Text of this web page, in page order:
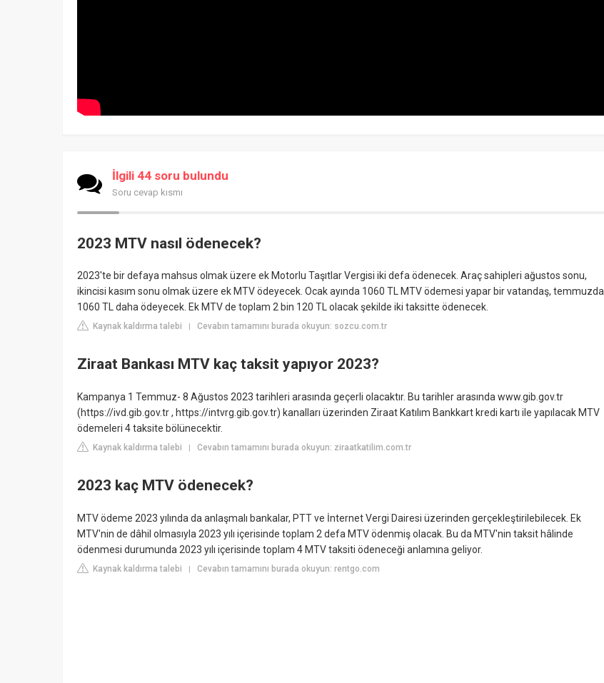
İlgili 44 soru bulundu
Soru cevap kısmı
2023 MTV nasıl ödenecek?
2023'te bir defaya mahsus olmak üzere ek Motorlu Taşıtlar Vergisi iki defa ödenecek. Araç sahipleri ağustos sonu,
ikincisi kasım sonu olmak üzere ek MTV ödeyecek. Ocak ayında 1060 TL MTV ödemesi yapar bir vatandaş, temmuzda
1060 TL daha ödeyecek. Ek MTV de toplam 2 bin 120 TL olacak şekilde iki taksitte ödenecek.
Kaynak kaldırma talebi | Cevabın tamamını burada okuyun: sozcu.com.tr
Ziraat Bankası MTV kaç taksit yapıyor 2023?
Kampanya 1 Temmuz- 8 Ağustos 2023 tarihleri arasında geçerli olacaktır. Bu tarihler arasında www.gib.gov.tr
(https://ivd.gib.gov.tr , https://intvrg.gib.gov.tr) kanalları üzerinden Ziraat Katılım Bankkart kredi kartı ile yapılacak MTV
ödemeleri 4 taksite bölünecektir.
Kaynak kaldırma talebi | Cevabın tamamını burada okuyun: ziraatkatilim.com.tr
2023 kaç MTV ödenecek?
MTV ödeme 2023 yılında da anlaşmalı bankalar, PTT ve İnternet Vergi Dairesi üzerinden gerçekleştirilebilecek. Ek
MTV'nin de dâhil olmasıyla 2023 yılı içerisinde toplam 2 defa MTV ödenmiş olacak. Bu da MTV'nin taksit hâlinde
ödenmesi durumunda 2023 yılı içerisinde toplam 4 MTV taksiti ödeneceği anlamına geliyor.
Kaynak kaldırma talebi | Cevabın tamamını burada okuyun: rentgo.com